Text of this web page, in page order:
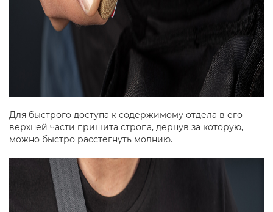
Для быстрого доступа к содержимому отдела в его
верхней части пришита стропа, дернув за которую,
можно быстро расстегнуть молнию.